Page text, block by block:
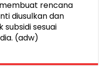
rencana
diusulkan dan
sesuai
(adw)